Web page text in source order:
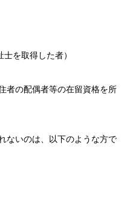
を取得した者）
者の配偶者等の在留資格を所
ないのは、以下のような方で